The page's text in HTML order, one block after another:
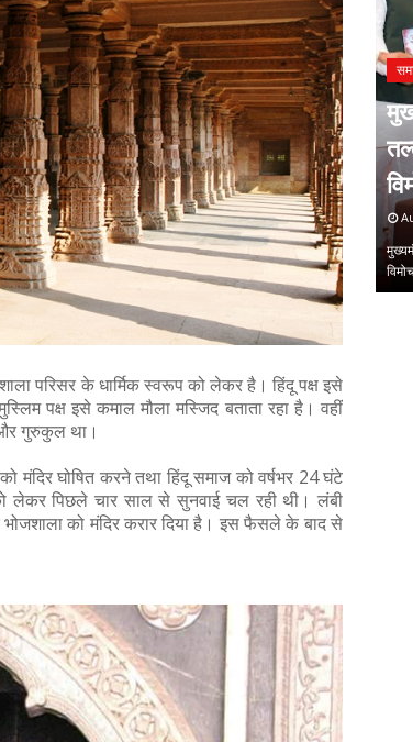
परिसर के धार्मिक स्वरूप को लेकर है। हिंदू पक्ष इसे
पक्ष इसे कमाल मौला मस्जिद बताता रहा है। वहीं
गुरुकुल था।
मंदिर घोषित करने तथा हिंदू समाज को वर्षभर 24 घंटे
लेकर पिछले चार साल से सुनवाई चल रही थी। लंबी
भोजशाला को मंदिर करार दिया है। इस फैसले के बाद से
,
समाचार
संदीप राशिनकर को क्षितिज कला
शिखर सम्मान
August 06, 2026
संदीप राशिनकर को क्षितिज कला शिखर सम्मानइंदौर । लघुकथा विधा की
प्रतिष्ठित संस्था क्षित…